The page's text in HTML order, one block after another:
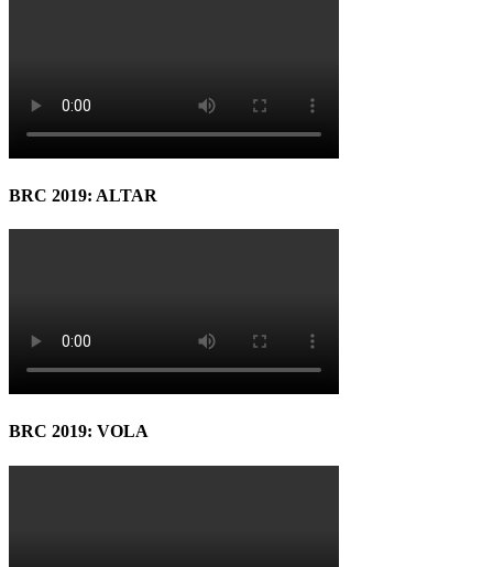
BRC 2019: ALTAR
BRC 2019: VOLA